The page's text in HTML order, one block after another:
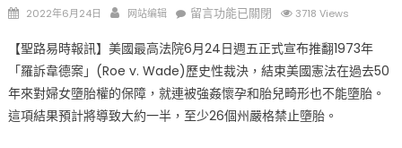
Posted
2022年6月24日 Author
网站编辑
在
國
最
高
法
留言功能已關閉 3718 Views
【聖路易時報訊】美國最高法院6月24日週五正式宣布推翻1973年
「羅訴韋德案」(Roe v. Wade)歷史性裁決，結束美國憲法在過去50
年來對婦女墮胎權的保障，就連被強姦懷孕和胎兒畸形也不能墮胎。
這項結果預計將導致大約一半，至少26個州嚴格禁止墮胎。